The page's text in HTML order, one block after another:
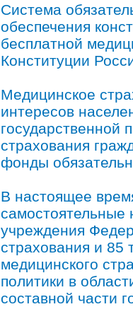
Система
обеспечения
бесплатной
Конституции
Медицинское
интересов
государственной
страхования
фонды
В настоящее
самостоятельные
учреждения
страхования и 85
медицинского
политики в
составной части